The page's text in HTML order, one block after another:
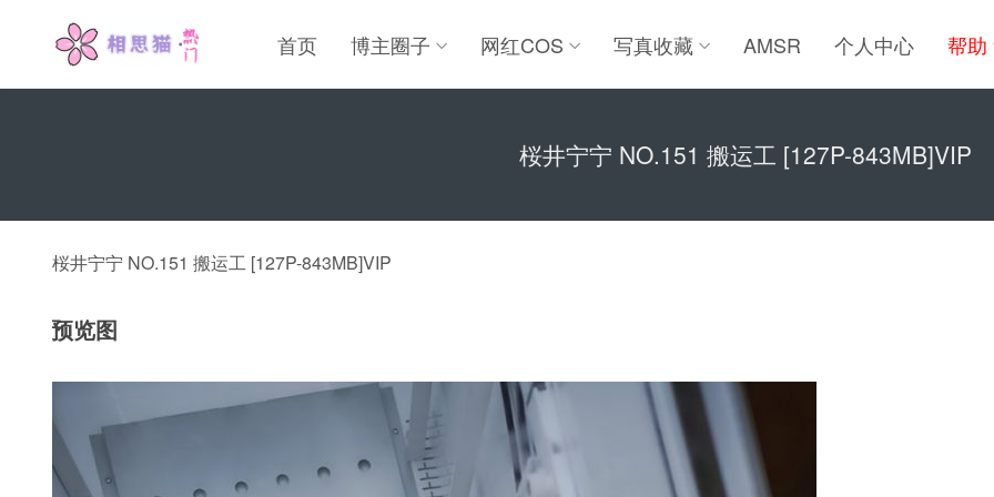
首页 博主圈子 网红COS 写真收藏 AMSR 个人中心 帮助
桜井宁宁 NO.151 搬运工 [127P-843MB]VIP
桜井宁宁 NO.151 搬运工 [127P-843MB]VIP
预览图